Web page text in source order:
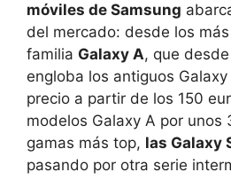
móviles de Samsung
del mercado: desde los
familia Galaxy A, que
engloba los antiguos
precio a partir de los 150
modelos Galaxy A por unos
gamas más top, las Galaxy
pasando por otra serie